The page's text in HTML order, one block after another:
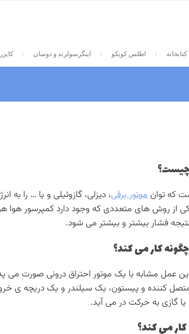
کتابخانه اطلس کوپکو اینگرسولرند و دوسان کایزر
که توان موتور برقی، دیزلی، گازوئیلی و یا … را به
از روش های متعددی که وجود دارد کمپرسور هوا
فشار بیشتر و بیشتر می شود.
عمل مشابه با یک موتور احتراق درونی صورت می
کننده و پیستون، یک سیلندر و یک دریچه ی
گازی به حرکت در می آید.